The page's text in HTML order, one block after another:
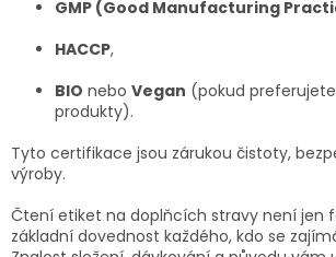
GMP (Good Manufacturing
HACCP,
BIO nebo Vegan (pokud
produkty).
Tyto certifikace jsou zárukou čistoty,
výroby.
Čtení etiket na doplňcích stravy není jen
základní dovednost každého, kdo se